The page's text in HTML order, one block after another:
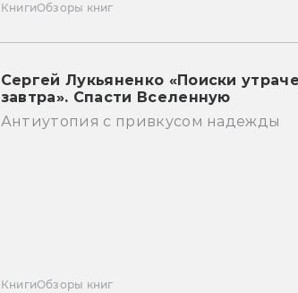
КнигиОбзоры книг
Сергей Лукьяненко «Поиски
завтра». Спасти Вселенную
Антиутопия с привкусом надежды
КнигиОбзоры книг